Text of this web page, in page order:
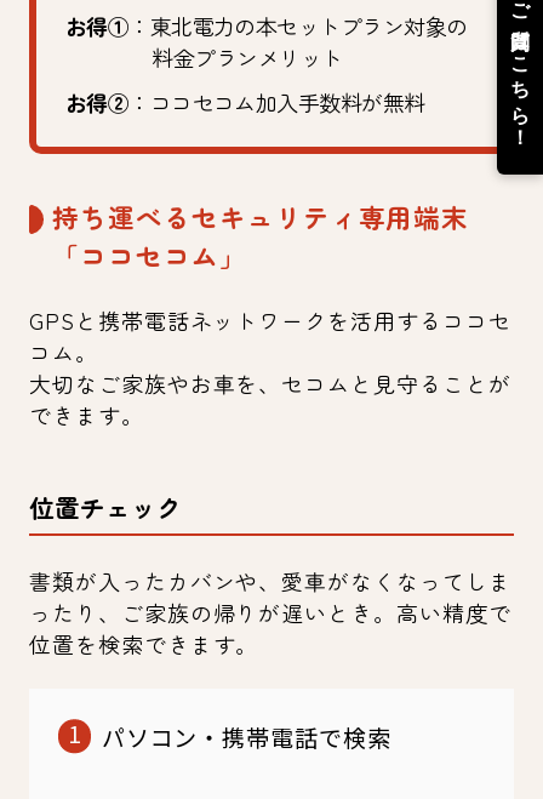
お得① ：東北電力の本セットプラン対象の
料金プランメリット
お得② ：ココセコム加入手数料が無料
持ち運べるセキュリティ専用端末
「ココセコム」
GPSと携帯電話ネットワークを活用するココセ
コム。
大切なご家族やお車を、セコムと見守ることが
できます。
位置チェック
書類が入ったカバンや、愛車がなくなってしま
ったり、ご家族の帰りが遅いとき。高い精度で
位置を検索できます。
パソコン・携帯電話で検索